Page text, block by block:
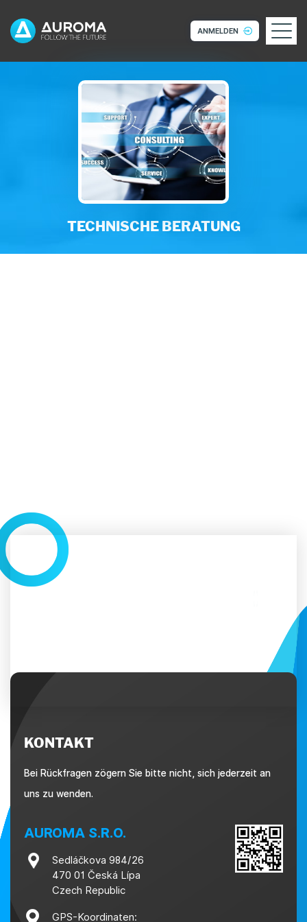
ANMELDEN
TECHNISCHE BERATUNG
KONTAKT
Bei Rückfragen zögern Sie bitte nicht, sich jederzeit an
uns zu wenden.
AUROMA S.R.O.
Sedláčkova 984/26
470 01 Česká Lípa
Czech Republic
GPS-Koordinaten: